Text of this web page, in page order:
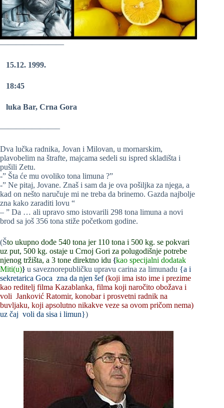
————————
15.12. 1999.
18:45
luka Bar, Crna Gora
———————–
Dva lučka radnika, Jovan i Milovan, u mornarskim,
plavobelim na štrafte, majcama sedeli su ispred skladišta i
pušili Zetu.
-” Šta će mu ovoliko tona limuna ?”
-” Ne pitaj, Jovane. Znaš i sam da je ova pošiljka za njega, a
kad on nešto naručuje mi ne treba da brinemo. Gazda najbolje
zna kako zaraditi lovu “
– ” Da … ali upravo smo istovarili 298 tona limuna a novi
brod sa još 356 tona stiže početkom godine.
(Što ukupno dođe 540 tona jer 110 tona i 500 kg. se pokvari
uz put, 500 kg. ostaje u Crnoj Gori za polugodišnje potrebe
njenog tržišta, a 3 tone direktno idu {kao specijalni dodatak
Miti(u)} u saveznorepubličku upravu carina za limunadu {a i
sekretarica Goca zna da njen šef (koji ima isto ime i prezime
kao reditelj filma Kazablanka, filma koji naročito obožava i
voli Janković Ratomir, konobar i prosvetni radnik na
buvljaku, koji apsolutno nikakve veze sa ovom pričom nema)
uz čaj voli da sisa i limun})